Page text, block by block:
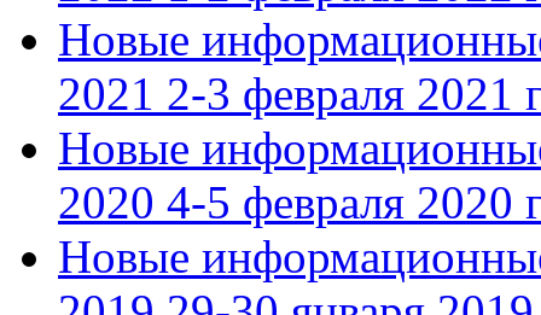
Новые
2021 2-3 февраля 2021
Новые
2020 4-5 февраля 2020
Новые